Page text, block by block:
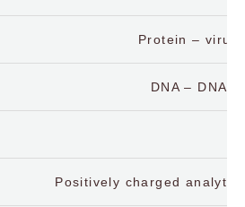
Protein –
DNA – DNA,
Positively charged